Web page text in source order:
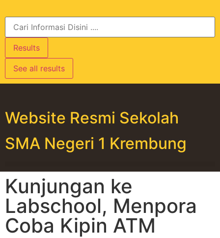
Results
See all results
Website Resmi Sekolah
SMA Negeri 1 Krembung
Kunjungan ke
Labschool, Menpora
Coba Kipin ATM